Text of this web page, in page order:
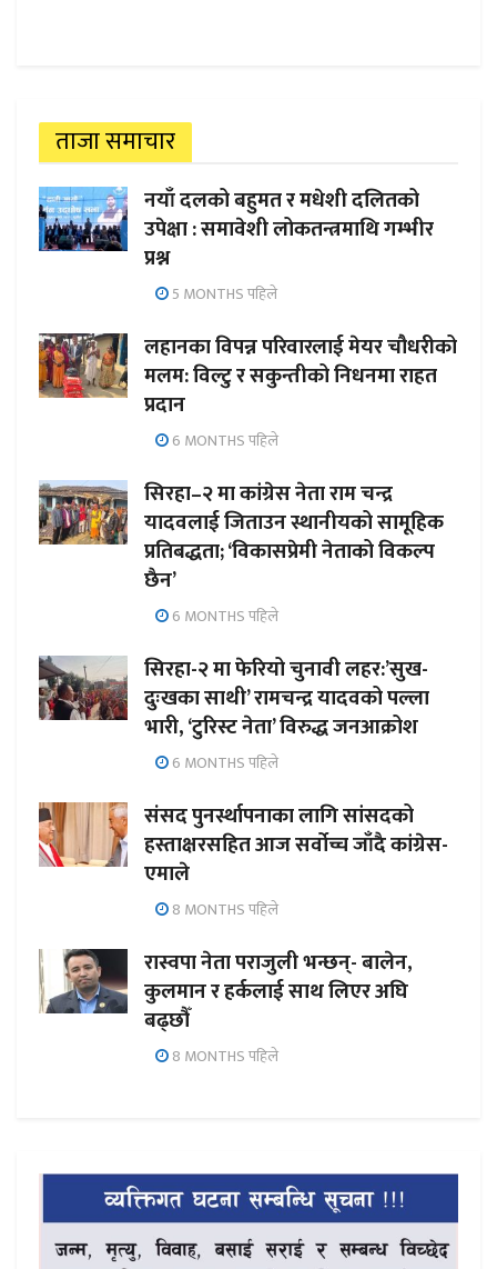
ताजा समाचार
नयाँ दलको बहुमत र मधेशी दलितको
उपेक्षा : समावेशी लोकतन्त्रमाथि गम्भीर
प्रश्न
5 MONTHS पहिले
लहानका विपन्न परिवारलाई मेयर चौधरीको
मलम: विल्टु र सकुन्तीको निधनमा राहत
प्रदान
6 MONTHS पहिले
सिरहा–२ मा कांग्रेस नेता राम चन्द्र
यादवलाई जिताउन स्थानीयको सामूहिक
प्रतिबद्धता; ‘विकासप्रेमी नेताको विकल्प
छैन’
6 MONTHS पहिले
सिरहा-२ मा फेरियो चुनावी लहर:’सुख-
दुःखका साथी’ रामचन्द्र यादवको पल्ला
भारी, ‘टुरिस्ट नेता’ विरुद्ध जनआक्रोश
6 MONTHS पहिले
संसद पुनर्स्थापनाका लागि सांसदको
हस्ताक्षरसहित आज सर्वोच्च जाँदै कांग्रेस-
एमाले
8 MONTHS पहिले
रास्वपा नेता पराजुली भन्छन्- बालेन,
कुलमान र हर्कलाई साथ लिएर अघि
बढ्छौँ
8 MONTHS पहिले